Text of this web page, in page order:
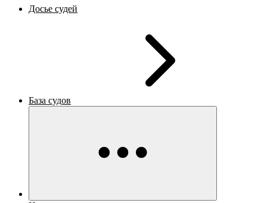
Досье судей
База судов